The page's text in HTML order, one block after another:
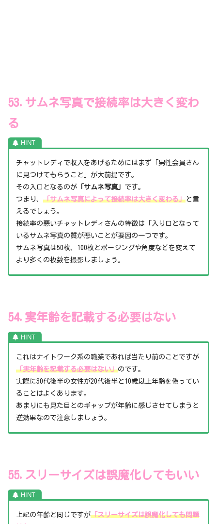
53.サムネ写真で接続率は大きく変わ
る
チャットレディで収入をあげるためにはまず「男性会員さん
に見つけてもらうこと」が大前提です。
その入口となるのが 「サムネ写真」 です。
つまり、 「サムネ写真によって接続率は大きく変わる」と言
えるでしょう。
接続率の悪いチャットレディさんの特徴は「入り口となって
いるサムネ写真の質が悪いことが要因の一つです。
サムネ写真は50枚、100枚とポージングや角度などを変えて
より多くの枚数を撮影しましょう。
54.実年齢を記載する必要はない
これはナイトワーク系の職業であれば当たり前のことですが
「実年齢を記載する必要はない」のです。
実際に30代後半の女性が20代後半と10歳以上年齢を偽ってい
ることはよくあります。
あまりにも見た目とのギャップが年齢に感じさせてしまうと
逆効果なので注意しましょう。
55.スリーサイズは誤魔化してもいい
上記の年齢と同じですが「スリーサイズは誤魔化しても問題